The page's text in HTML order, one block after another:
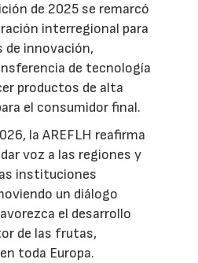
de 2025 se remarcó
interregional para
de innovación,
de tecnología
productos de alta
el consumidor final.
la AREFLH reafirma
voz a las regiones y
instituciones
un diálogo
el desarrollo
de las frutas,
toda Europa.